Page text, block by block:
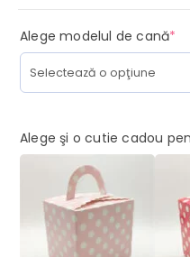
Alege modelul de cană*
Alege şi o cutie cadou